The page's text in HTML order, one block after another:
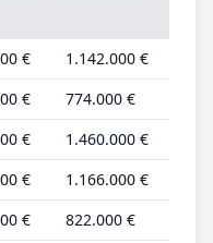
€ 1.142.000 €
€ 774.000 €
€ 1.460.000 €
€ 1.166.000 €
€ 822.000 €